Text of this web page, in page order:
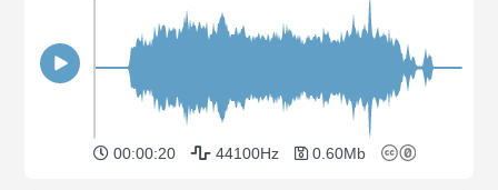
00:00:20 44100Hz 0.60Mb